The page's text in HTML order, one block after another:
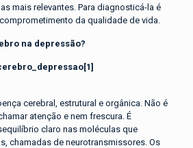
mais relevantes. Para diagnosticá-la é
da qualidade de vida.
na depressão?
cerebral, estrutural e orgânica. Não é
atenção e nem frescura. É
claro nas moléculas que
chamadas de neurotransmissores. Os